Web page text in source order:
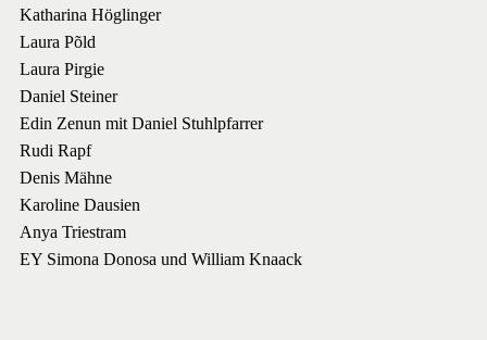
Katharina Höglinger
Laura Põld
Laura Pirgie
Daniel Steiner
Edin Zenun mit Daniel Stuhlpfarrer
Rudi Rapf
Denis Mähne
Karoline Dausien
Anya Triestram
EY Simona Donosa und William Knaack